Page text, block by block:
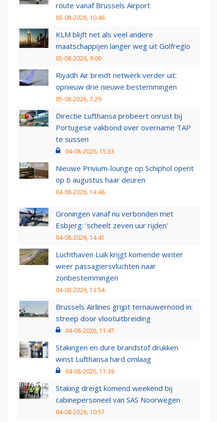
route vanaf Brussels Airport
05-08-2026, 10:46
KLM blijft net als veel andere
maatschappijen langer weg uit Golfregio
05-08-2026, 9:00
Riyadh Air breidt netwerk verder uit:
opnieuw drie nieuwe bestemmingen
05-08-2026, 7:29
Directie Lufthansa probeert onrust bij
Portugese vakbond over overname TAP
te sussen
04-08-2026, 15:33
Nieuwe Privium-lounge op Schiphol opent
op 6 augustus haar deuren
04-08-2026, 14:46
Groningen vanaf nu verbonden met
Esbjerg: 'scheelt zeven uur rijden'
04-08-2026, 14:41
Luchthaven Luik krijgt komende winter
weer passagiersvluchten naar
zonbestemmingen
04-08-2026, 13:54
Brussels Airlines grijpt ternauwernood in:
streep door vlootuitbreiding
04-08-2026, 11:47
Stakingen en dure brandstof drukken
winst Lufthansa hard omlaag
04-08-2026, 11:38
Staking dreigt komend weekend bij
cabinepersoneel van SAS Noorwegen
04-08-2026, 10:57